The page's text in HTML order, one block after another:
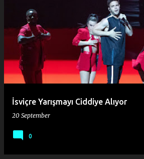
İsviçre Yarışmayı Ciddiye Alıyor
20 September
0